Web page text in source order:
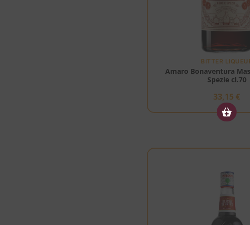
BITTER
Amaro Bonaventura
Spezie cl.70
33,15 €